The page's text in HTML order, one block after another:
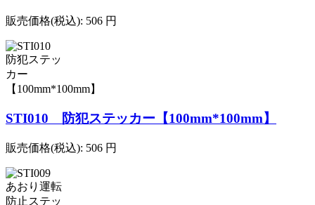
販売価格(税込): 506 円
STI010 防犯ステッカー【100mm*100mm】
販売価格(税込): 506 円